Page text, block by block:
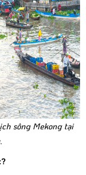
sông Mekong tại